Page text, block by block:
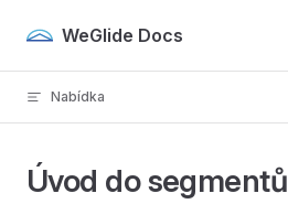
Skip to content
WeGlide Docs
Nabídka
Úvod do segmentů